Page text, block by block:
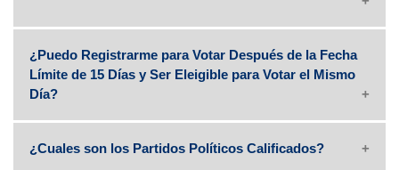
¿Puedo Registrarme para Votar Después de la Fecha
Límite de 15 Días y Ser Eleigible para Votar el Mismo
Día?
¿Cuales son los Partidos Políticos Calificados?